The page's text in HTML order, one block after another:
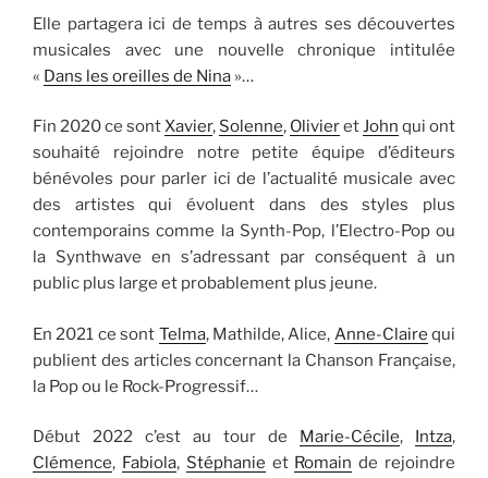
Elle partagera ici de temps à autres ses découvertes
musicales avec une nouvelle chronique intitulée
« Dans les oreilles de Nina »…
Fin 2020 ce sontXavier, Solenne, OlivieretJohn qui ont
souhaité rejoindre notre petite équipe d’éditeurs
bénévoles pour parler ici de l’actualité musicale avec
des artistes qui évoluent dans des styles plus
contemporains comme la Synth-Pop, l’Electro-Pop ou
la Synthwave en s’adressant par conséquent à un
public plus large et probablement plus jeune.
En 2021 ce sont Telma, Mathilde, Alice, Anne-Claire qui
publient des articles concernant la Chanson Française,
la Pop ou le Rock-Progressif…
Début 2022 c’est au tour de Marie-Cécile, Intza,
Clémence, Fabiola, Stéphanie et Romain de rejoindre